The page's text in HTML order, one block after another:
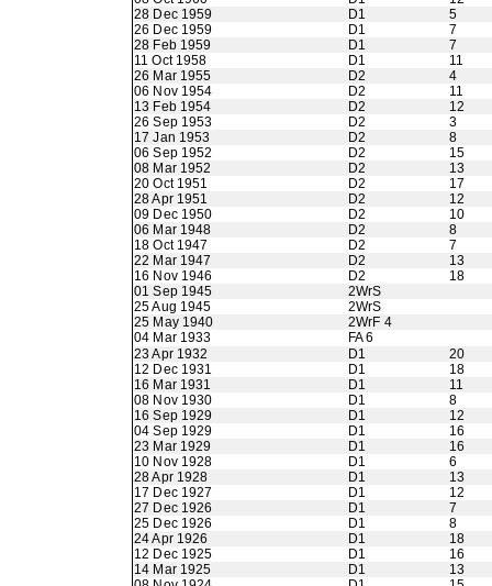
28 Dec 1959
D1
5
26 Dec 1959
D1
7
28 Feb 1959
D1
7
11 Oct 1958
D1
11
26 Mar 1955
D2
4
06 Nov 1954
D2
11
13 Feb 1954
D2
12
26 Sep 1953
D2
3
17 Jan 1953
D2
8
06 Sep 1952
D2
15
08 Mar 1952
D2
13
20 Oct 1951
D2
17
28 Apr 1951
D2
12
09 Dec 1950
D2
10
06 Mar 1948
D2
8
18 Oct 1947
D2
7
22 Mar 1947
D2
13
16 Nov 1946
D2
18
01 Sep 1945
2WrS
25 Aug 1945
2WrS
25 May 1940
2WrF 4
04 Mar 1933
FA 6
23 Apr 1932
D1
20
12 Dec 1931
D1
18
16 Mar 1931
D1
11
08 Nov 1930
D1
8
16 Sep 1929
D1
12
04 Sep 1929
D1
16
23 Mar 1929
D1
16
10 Nov 1928
D1
6
28 Apr 1928
D1
13
17 Dec 1927
D1
12
27 Dec 1926
D1
7
25 Dec 1926
D1
8
24 Apr 1926
D1
18
12 Dec 1925
D1
16
14 Mar 1925
D1
13